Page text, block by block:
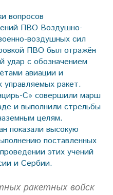
вопросов
ПВО Воздушно-
воздушных сил
ПВО был отражён
удар с обозначением
авиации и
управляемых ракет.
С» совершили марш
и выполнили стрельбы
целям.
показали высокую
поставленных
этих учений
и Сербии.
ракетных войск